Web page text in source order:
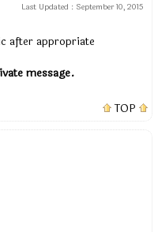
Last Updated : September 10, 2015
after appropriate
message.
TOP